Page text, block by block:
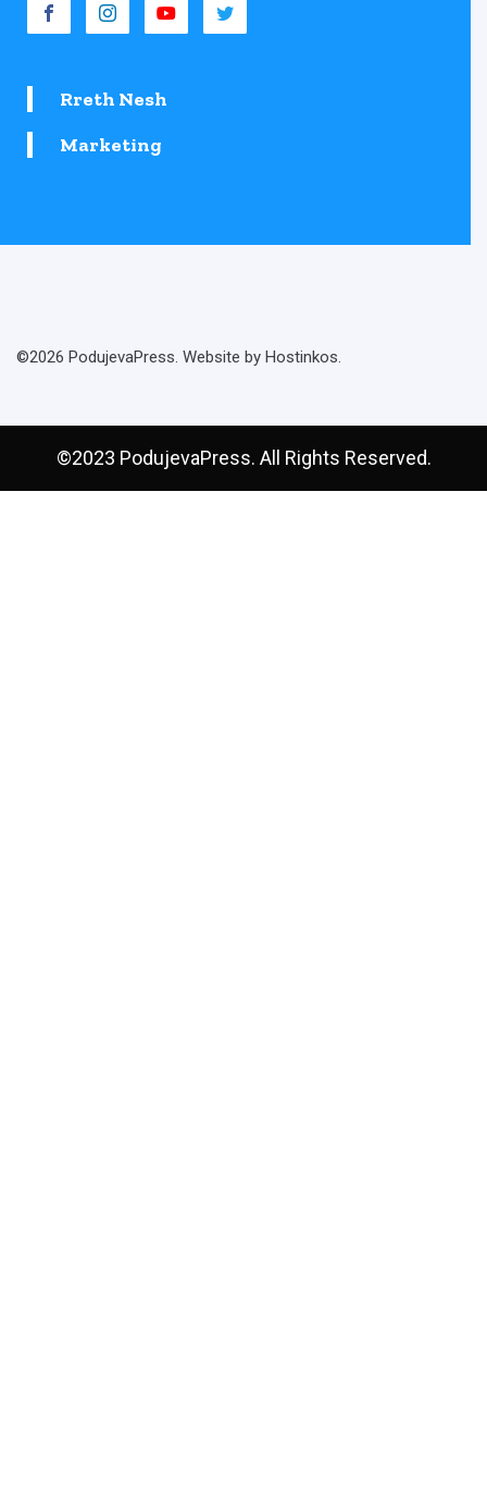
Rreth Nesh
Marketing
©2026 PodujevaPress. Website by Hostinkos.
©2023 PodujevaPress. All Rights Reserved.